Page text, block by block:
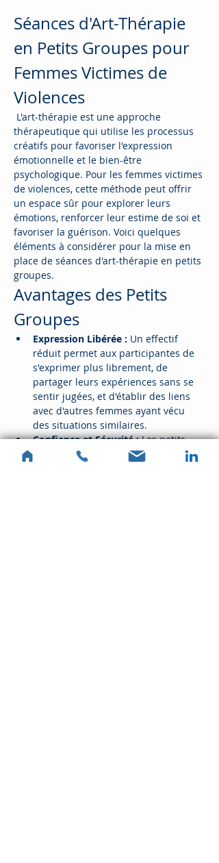
Séances d'Art-Thérapie
en Petits Groupes pour
Femmes Victimes de
Violences
L'art-thérapie est une approche
thérapeutique qui utilise les processus
créatifs pour favoriser l'expression
émotionnelle et le bien-être
psychologique. Pour les femmes victimes
de violences, cette méthode peut offrir
un espace sûr pour explorer leurs
émotions, renforcer leur estime de soi et
favoriser la guérison. Voici quelques
éléments à considérer pour la mise en
place de séances d'art-thérapie en petits
groupes.
Avantages des Petits
Groupes
Expression Libérée : Un effectif
réduit permet aux participantes de
s'exprimer plus librement, de
partager leurs expériences sans se
sentir jugées, et d'établir des liens
avec d'autres femmes ayant vécu
des situations similaires.
Confiance et Sécurité : Les petits
groupes favorisent un climat de